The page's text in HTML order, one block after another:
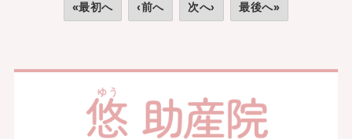
«最初へ ‹前へ 次へ› 最後へ»